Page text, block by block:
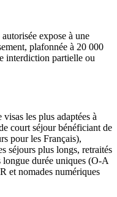
expose à une
plafonnée à 20 000
interdiction partielle ou
les plus adaptées à
court séjour bénéficiant de
pour les Français),
séjours plus longs, retraités
longue durée uniques (O-A
et nomades numériques